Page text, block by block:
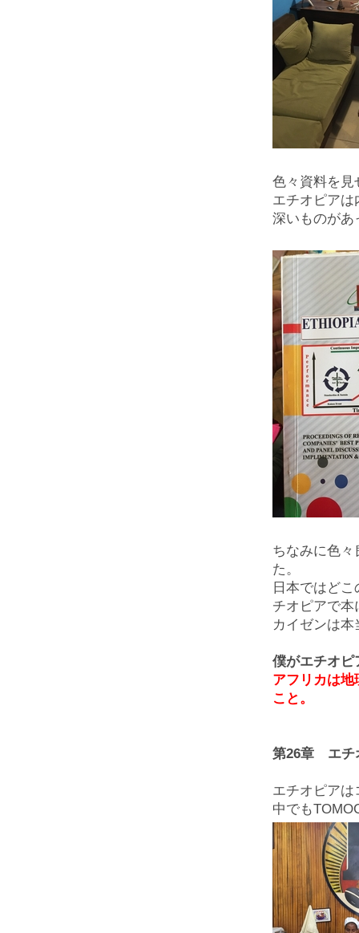
色々資料を見
エチオピア
深いものがあ
ちなみに色
た。
日本ではど
チオピアで本
カイゼンは
僕がエチオピ
アフリカは
こと。
第26章 エチ
エチオピア
中でも